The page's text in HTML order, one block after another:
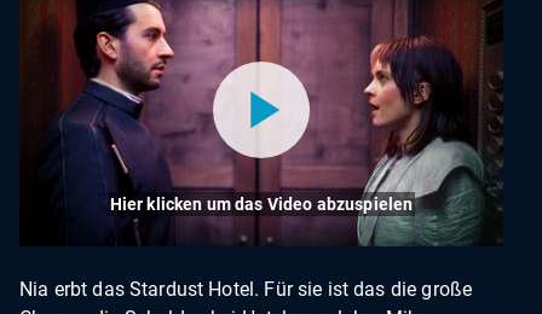
Hier klicken um das Video abzuspielen
Nia erbt das Stardust Hotel. Für sie ist das die große